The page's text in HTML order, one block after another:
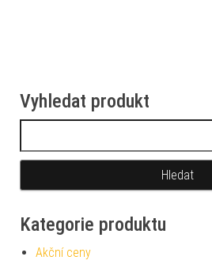
Vyhledat produkt
Kategorie produktu
Akční ceny